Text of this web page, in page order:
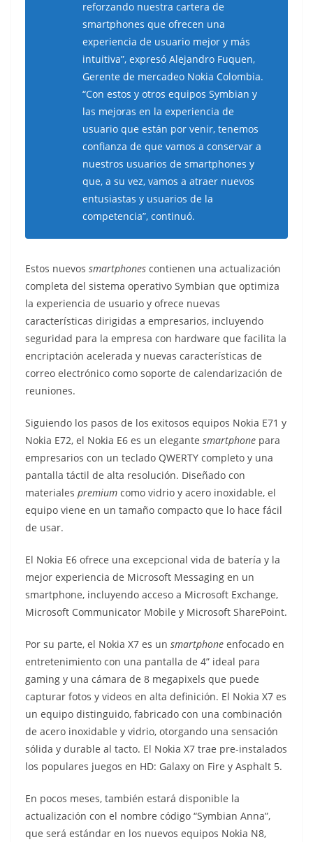
reforzando nuestra cartera de
smartphones que ofrecen una
experiencia de usuario mejor y más
intuitiva”, expresó Alejandro Fuquen,
Gerente de mercadeo Nokia Colombia.
“Con estos y otros equipos Symbian y
las mejoras en la experiencia de
usuario que están por venir, tenemos
confianza de que vamos a conservar a
nuestros usuarios de smartphones y
que, a su vez, vamos a atraer nuevos
entusiastas y usuarios de la
competencia”, continuó.
Estos nuevos smartphones contienen una actualización
completa del sistema operativo Symbian que optimiza
la experiencia de usuario y ofrece nuevas
características dirigidas a empresarios, incluyendo
seguridad para la empresa con hardware que facilita la
encriptación acelerada y nuevas características de
correo electrónico como soporte de calendarización de
reuniones.
Siguiendo los pasos de los exitosos equipos Nokia E71 y
Nokia E72, el Nokia E6 es un elegante smartphone para
empresarios con un teclado QWERTY completo y una
pantalla táctil de alta resolución. Diseñado con
materiales premium como vidrio y acero inoxidable, el
equipo viene en un tamaño compacto que lo hace fácil
de usar.
El Nokia E6 ofrece una excepcional vida de batería y la
mejor experiencia de Microsoft Messaging en un
smartphone, incluyendo acceso a Microsoft Exchange,
Microsoft Communicator Mobile y Microsoft SharePoint.
Por su parte, el Nokia X7 es un smartphone enfocado en
entretenimiento con una pantalla de 4” ideal para
gaming y una cámara de 8 megapixels que puede
capturar fotos y videos en alta definición. El Nokia X7 es
un equipo distinguido, fabricado con una combinación
de acero inoxidable y vidrio, otorgando una sensación
sólida y durable al tacto. El Nokia X7 trae pre-instalados
los populares juegos en HD: Galaxy on Fire y Asphalt 5.
En pocos meses, también estará disponible la
actualización con el nombre código “Symbian Anna”,
que será estándar en los nuevos equipos Nokia N8,